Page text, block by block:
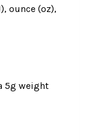
ounce (oz),
5g weight